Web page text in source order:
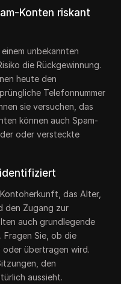
Konten riskant
unbekannten
die Rückgewinnung.
heute den
Telefonnummer
sie versuchen, das
können auch Spam-
oder versteckte
das Alter,
den Zugang zur
auch grundlegende
Fragen Sie, ob die
übertragen wird.
den
aussieht.